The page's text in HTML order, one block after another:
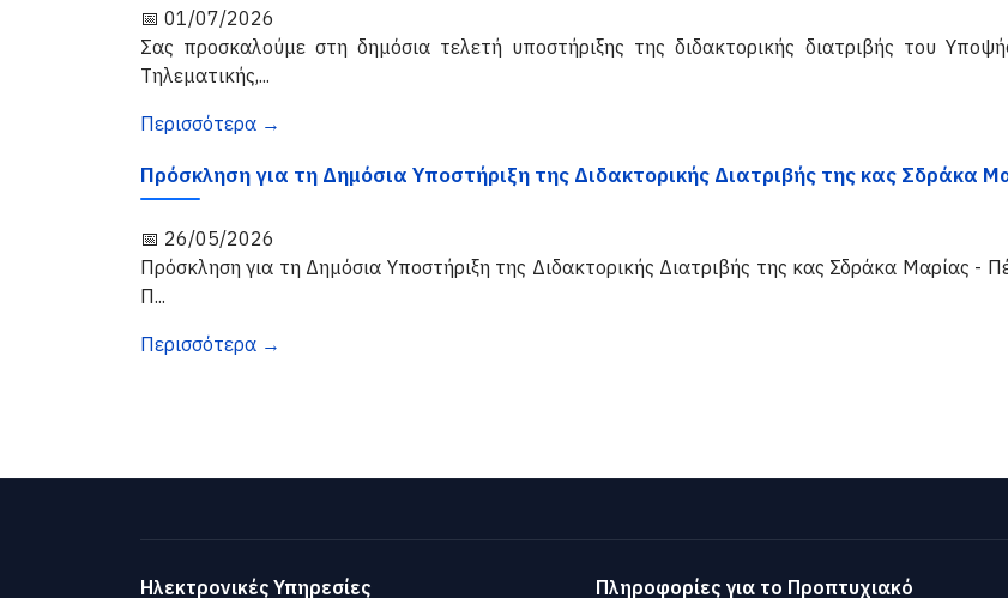
📅 01/07/2026
Σας προσκαλούμε στη δημόσια τελετή υποστήριξης της διδακτορικής διατριβής του
Τηλεματικής,...
Περισσότερα →
Πρόσκληση για τη Δημόσια Υποστήριξη της Διδακτορικής Διατριβής της κας Σδράκα
📅 26/05/2026
Πρόσκληση για τη Δημόσια Υποστήριξη της Διδακτορικής Διατριβής της κας Σδράκα Μαρίας
Π...
Περισσότερα →
Ηλεκτρονικές Υπηρεσίες Πληροφορίες για το Προπτυχιακό